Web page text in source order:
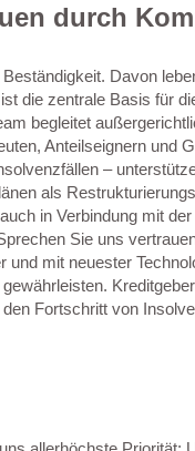
durch
Davon
die zentrale Basis für
begleitet
Anteilseignern und
–
als
in Verbindung mit der
Sie uns
und mit neuester
Fortschritt von